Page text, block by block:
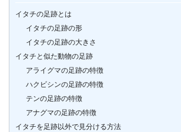
イタチの足跡とは
イタチの足跡の形
イタチの足跡の大きさ
イタチと似た動物の足跡
アライグマの足跡の特徴
ハクビシンの足跡の特徴
テンの足跡の特徴
アナグマの足跡の特徴
イタチを足跡以外で見分ける方法